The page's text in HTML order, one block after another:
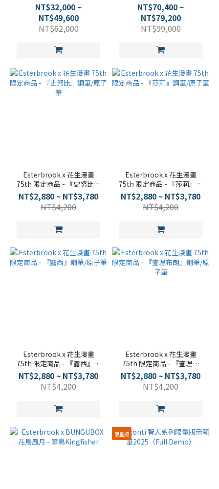
NT$32,000 ~
NT$49,600
NT$62,000
NT$70,400 ~
NT$79,200
NT$99,000
Esterbrook x 花生漫畫
75th 限定商品 - 『史努比』
鋼筆/原子筆
NT$2,880 ~ NT$3,780
NT$4,200
Esterbrook x 花生漫畫
75th 限定商品 - 『莎莉』鋼
筆/原子筆
NT$2,880 ~ NT$3,780
NT$4,200
Esterbrook x 花生漫畫
75th 限定商品 - 『露西』鋼
筆/原子筆
NT$2,880 ~ NT$3,780
NT$4,200
Esterbrook x 花生漫畫
75th 限定商品 - 『查理布
朗』鋼筆/原子筆
NT$2,880 ~ NT$3,780
NT$4,200
限量版